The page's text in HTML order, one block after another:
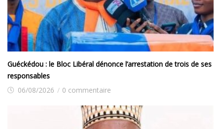
Guéckédou : le Bloc Libéral dénonce l’arrestation de trois de ses
responsables
06/08/2026 / 0 commentaire